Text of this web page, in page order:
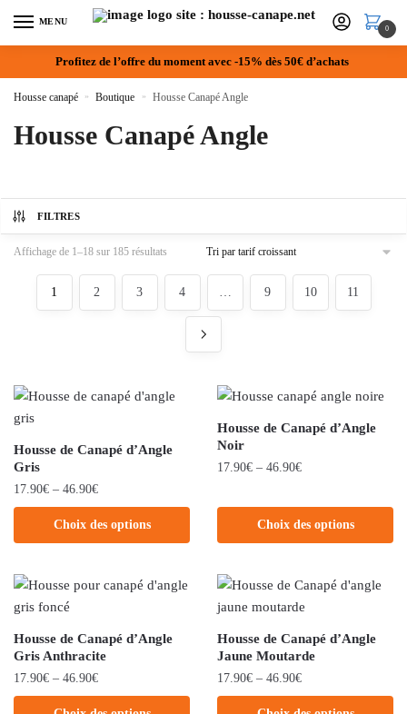
MENU
0
Profitez de l’offre du moment avec -15% dès 50€ d’achats
Housse canapé » Boutique » Housse Canapé Angle
Housse Canapé Angle
FILTRES
Affichage de 1–18 sur 185 résultats
1 2 3 4 9 10 11
Housse de Canapé d’Angle
Gris
17.90€ – 46.90€
Choix des options
Housse de Canapé d’Angle
Noir
17.90€ – 46.90€
Choix des options
Housse de Canapé d’Angle
Gris Anthracite
17.90€ – 46.90€
Housse de Canapé d’Angle
Jaune Moutarde
17.90€ – 46.90€